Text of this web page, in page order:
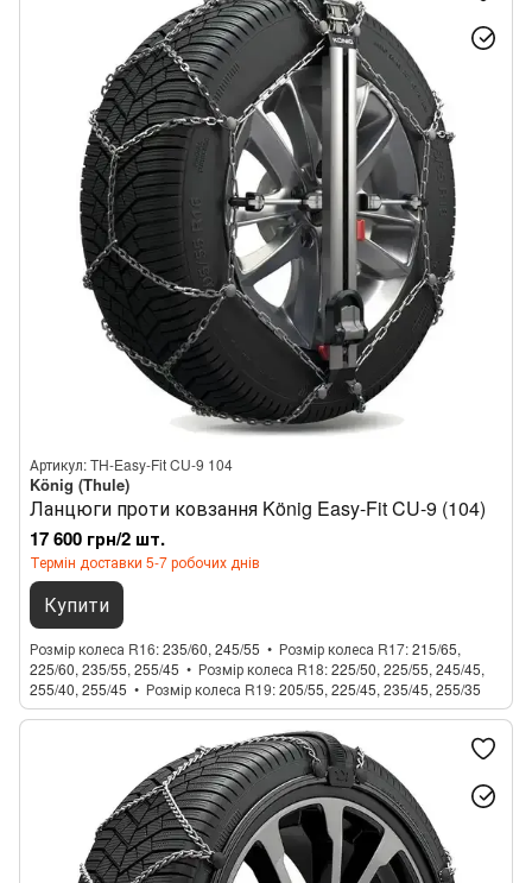
Артикул: TH-Easy-Fit CU-9 104
König (Thule)
Ланцюги проти ковзання König Easy-Fit CU-9 (104)
17 600 грн/2 шт.
Термін доставки 5-7 робочих днів
Купити
Розмір колеса R16 235/60, 245/55 Розмір колеса R17 215/65,
225/60, 235/55, 255/45
Розмір колеса R18 225/50, 225/55, 245/45,
255/40, 255/45
Розмір колеса R19 205/55, 225/45, 235/45, 255/35